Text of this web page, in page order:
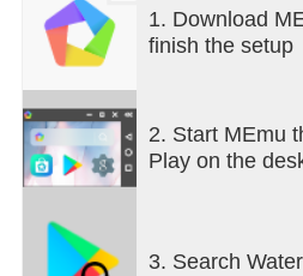
Tablets
Laptops
Clock
… any speakers you may
Water Eject helps you test
quiet make a loud speaker.
After you fix speakers with
Clean dust, coffee, juice, tea
Send your feedback to
1. Download
finish the setup
2. Start MEmu
Play on the
3. Search